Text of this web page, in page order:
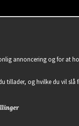
annoncering og for at
tillader, og hvilke du vil slå